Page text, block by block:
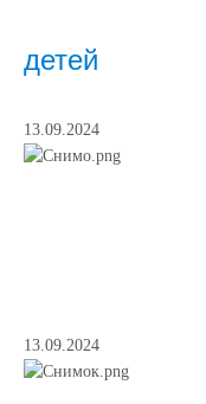
детей
13.09.2024
13.09.2024